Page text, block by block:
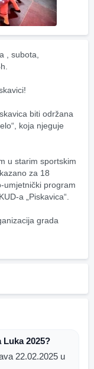
, subota,
biti održana
koja njeguje
za 18
umjetnički program
a „Piskavica“.
grada
2025?
22.02.2025 u